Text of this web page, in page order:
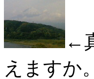
←
えますか。